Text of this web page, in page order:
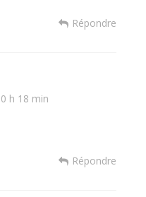
Répondre
h 18 min
Répondre